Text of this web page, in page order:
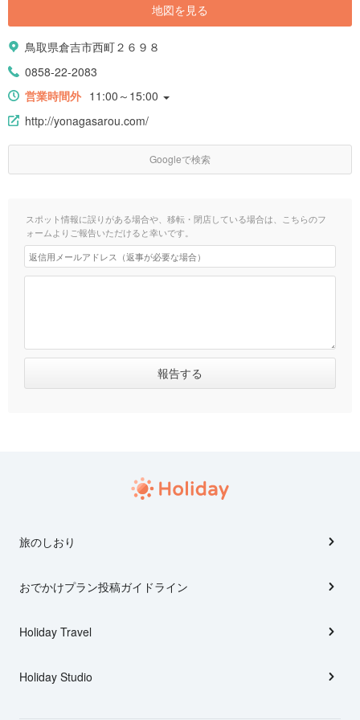
地図を見る
鳥取県倉吉市西町２６９８
0858-22-2083
営業時間外 11:00～15:00
http://yonagasarou.com/
Googleで検索
スポット情報に誤りがある場合や、移転・閉店している場合は、こちらのフ
ォームよりご報告いただけると幸いです。
旅のしおり
おでかけプラン投稿ガイドライン
Holiday Travel
Holiday Studio